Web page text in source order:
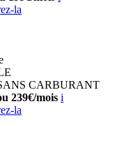
la
CARBURANT
239€/mois i
la